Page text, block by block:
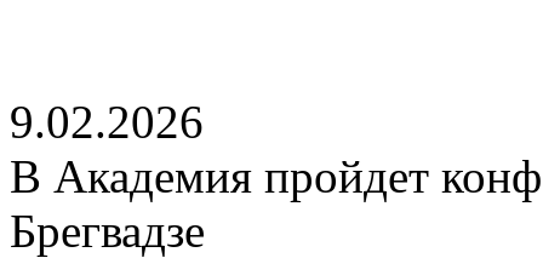
9.02.2026
В Академия пройдет
Брегвадзе